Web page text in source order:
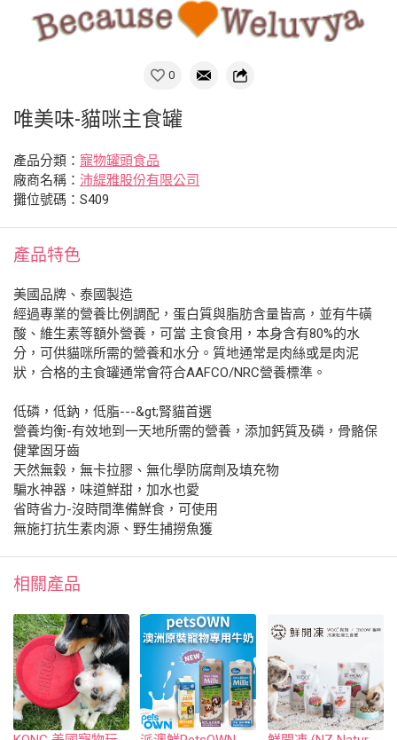
0
唯美味-貓咪主食罐
產品分類： 寵物罐頭食品
廠商名稱： 沛緹雅股份有限公司
攤位號碼：S409
產品特色
美國品牌、泰國製造
經過專業的營養比例調配，蛋白質與脂肪含量皆高，並有牛磺
酸、維生素等額外營養，可當 主食食用，本身含有80%的水
分，可供貓咪所需的營養和水分。質地通常是肉絲或是肉泥
狀，合格的主食罐通常會符合AAFCO/NRC營養標準。
低磷，低鈉，低脂---&gt;腎貓首選
營養均衡-有效地到一天地所需的營養，添加鈣質及磷，骨骼保
健鞏固牙齒
天然無穀，無卡拉膠、無化學防腐劑及填充物
騙水神器，味道鮮甜，加水也愛
省時省力-沒時間準備鮮食，可使用
無施打抗生素肉源、野生捕撈魚獲
相關產品